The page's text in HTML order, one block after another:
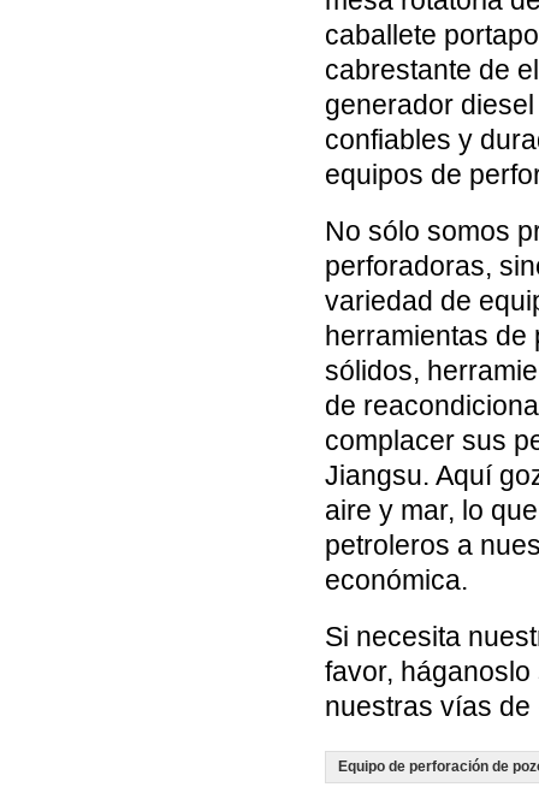
caballete
cabrestante de
generador
confiables y
equipos de
No sólo somos
perforadoras,
variedad de
herramientas de
sólidos,
de
complacer sus
Jiangsu. Aquí
aire y mar, lo
petroleros a
económica.
Si necesita
favor,
nuestras vías
Equipo de perforación de